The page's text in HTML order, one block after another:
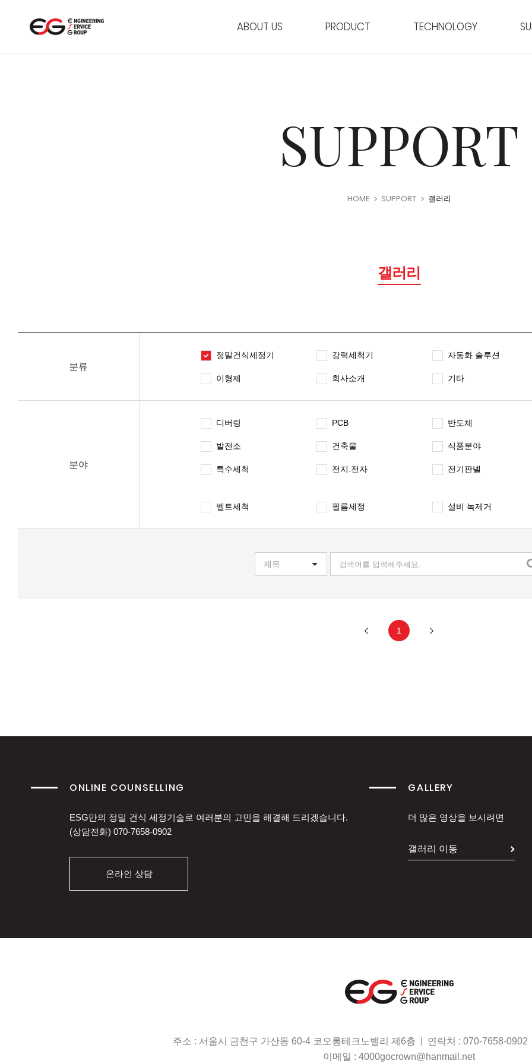
ABOUT US PRODUCT TECHNOLOGY
SUPPORT
HOME SUPPORT 갤러리
갤러리
분류
정밀건식세정기 강력세척기 자동화 솔루션
이형제 회사소개 기타
분야
디버링 PCB 반도체
발전소 건축물 식품분야
특수세척 전지.전자 전기판넬
벨트세척 필름세정 설비 녹제거
1
ONLINE COUNSELLING
ESG만의 정밀 건식 세정기술로 여러분의 고민을 해결해 드리겠습니다.
(상담전화) 070-7658-0902
온라인 상담
GALLERY
더 많은 영상을 보시려면
갤러리 이동
주소 : 서울시 금천구 가산동 60-4 코오롱테크노밸리 제6층 연락처 : 070-7658-0902
이메일 : 4000gocrown@hanmail.net